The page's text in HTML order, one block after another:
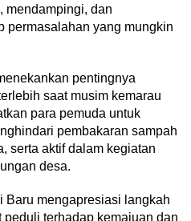
mendampingi, dan
permasalahan yang mungkin
pentingnya
saat musim kemarau
para pemuda untuk
pembakaran sampah
serta aktif dalam kegiatan
desa.
Baru mengapresiasi langkah
terhadap kemajuan dan